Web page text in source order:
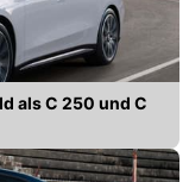
als C 250 und C